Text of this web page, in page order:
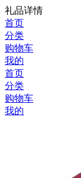
礼品详情
首页
分类
购物车
我的
首页
分类
购物车
我的